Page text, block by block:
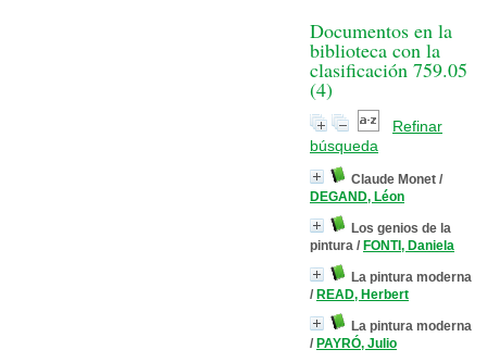
Documentos en la
biblioteca con la
clasificación 759.05
(4)
Refinar
búsqueda
Claude Monet /
DEGAND, Léon
Los genios de la
pintura / FONTI, Daniela
La pintura moderna
/ READ, Herbert
La pintura moderna
/ PAYRÓ, Julio